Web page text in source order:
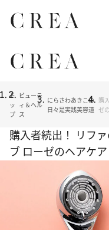
ト
ッ
プ
ビューテ
ィ＆ヘル
ス
にらさわあきこの
日々是実践美容道
購
ゼ
購入者続出！ リファのシ
ブ ローゼのヘアケア アイテムで毎日楽に髪のダメ